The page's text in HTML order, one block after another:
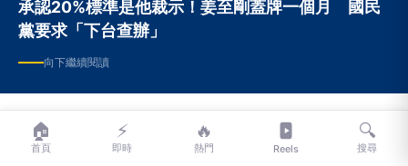
承認20%標準是他裁示！姜至剛蓋牌一個月 國民
黨要求「下台查辦」
向下繼續閱讀
承認20%標準是他裁示！姜至剛蓋
牌一個月 國民黨要求「下台查辦」
🏠
首頁
⚡
即時
🔥
熱門 Reels
🔍
搜尋